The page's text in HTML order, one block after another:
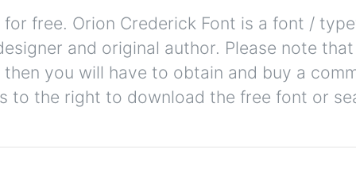
free. Orion Crederick Font is a font /
and original author. Please note
you will have to obtain and buy a
to the right to download the free font or